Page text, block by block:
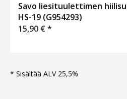
Savo liesituulettimen
HS-19 (G954293)
15,90 €*
* Sisältää ALV 25,5%